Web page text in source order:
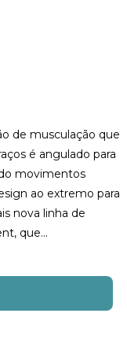
de musculação que
é angulado para
movimentos
ao extremo para
nova linha de
que...